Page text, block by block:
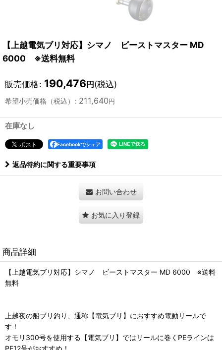
【上越電気ブリ対応】シマノ ビーストマスター MD
6000 ※送料無料
販売価格: 190,476円(税込)
希望小売価格（税込） : 211,640円
在庫なし
Facebookでシェア
返品特約に関する重要事項
お問い合わせ
お気に入り登録
商品詳細
【上越電気ブリ対応】シマノ ビーストマスター MD 6000 ※送料
無料
上越夜の船ブリ釣り、通称【電気ブリ】におすすめ電動リールで
す！
オモリ300号を使用する【電気ブリ】ではリールに巻くPEラインは
PE12号がおすすめ！